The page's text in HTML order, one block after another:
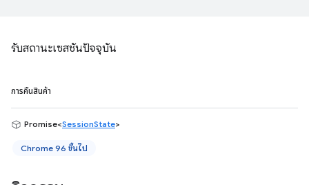
รับสถานะเซสชันปัจจุบัน
การคืนสินค้า
Promise<SessionState>
Chrome 96 ขึ้นไป